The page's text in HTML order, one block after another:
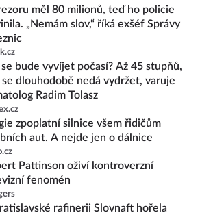
měl 80 milionů, teď ho policie
„Nemám slov,“ říká exšéf Správy
se bude vyvíjet počasí? Až 45 stupňů,
se dlouhodobě nedá vydržet, varuje
Radim Tolasz
zpoplatní silnice všem řidičům
aut. A nejde jen o dálnice
Pattinson oživí kontroverzní
fenomén
rafinerii Slovnaft hořela